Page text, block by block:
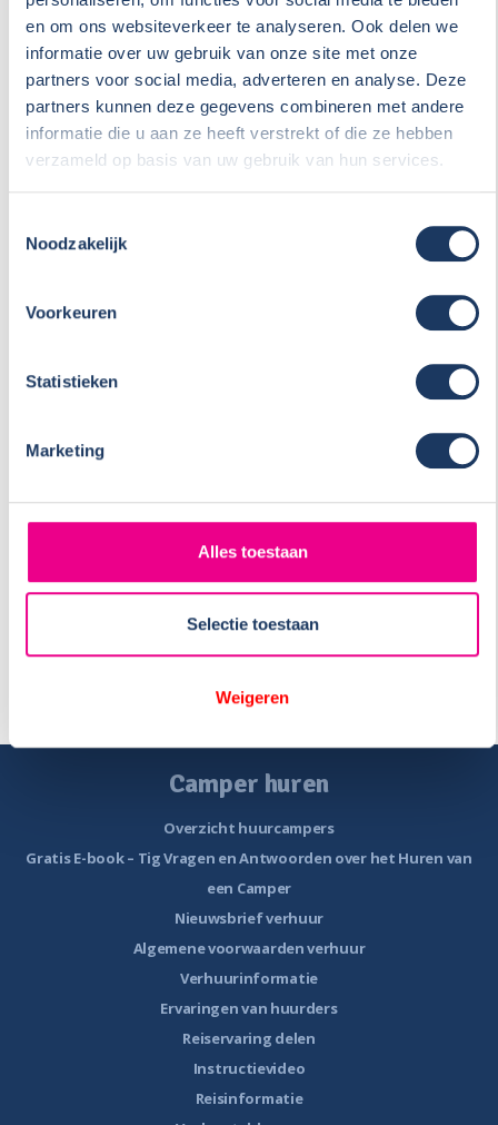
en om ons websiteverkeer te analyseren. Ook delen we
informatie over uw gebruik van onze site met onze
partners voor social media, adverteren en analyse. Deze
partners kunnen deze gegevens combineren met andere
informatie die u aan ze heeft verstrekt of die ze hebben
verzameld op basis van uw gebruik van hun services.
Noodzakelijk
Voorkeuren
Statistieken
Marketing
Alles toestaan
Selectie toestaan
Weigeren
Bouwjaar
Opmerkingen
Inschrijven voor nieuwsbrief 'verkoop'
U kunt zich hierboven ook direct inschrijven voor onze
nieuwsbrief ‘verkoop’. Wij houden u dan per mail op de
hoogte van wisselingen in onze handelsvloot, zodat u geen
kunt u zich te allen tijde weer uitschrijven.
Camper huren
Overzicht huurcampers
Gratis E-book – Tig Vragen en Antwoorden over het Huren van
een Camper
Nieuwsbrief verhuur
Algemene voorwaarden verhuur
Verhuurinformatie
Ervaringen van huurders
Reiservaring delen
Instructievideo
Reisinformatie